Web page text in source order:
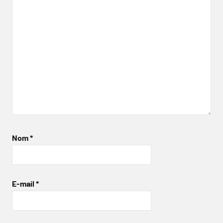
Nom*
E-mail *